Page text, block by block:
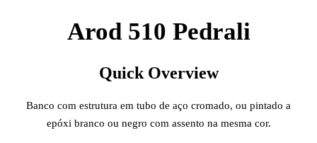
Arod 510 Pedrali
Quick Overview
Banco com estrutura em tubo de aço cromado, ou pintado a
epóxi branco ou negro com assento na mesma cor.